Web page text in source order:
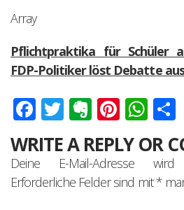
Array
Pflichtpraktika für Schüler
FDP-Politiker löst Debatte aus
Facebook
Twitter
Evernote
WRITE A REPLY OR
Deine E-Mail-Adresse
Erforderliche Felder sind mit*